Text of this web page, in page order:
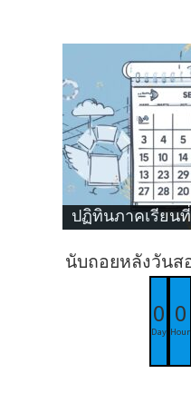
ปฏิทินภาคเรียนที่
นับถอยหลังวันส
0
Day
0
Hour